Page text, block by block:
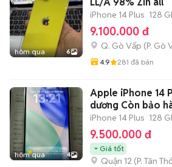
hôm qua 6
iPhone 14 Plus 128
9.100.000 đ
Q. Gò Vấp (P. Gò
4.9 281 đã bán
hôm qua 4
Apple iPhone 14
dương Còn bảo
iPhone 14 Plus 128
9.500.000 đ
Giá tốt
Quận 12 (P. Tân